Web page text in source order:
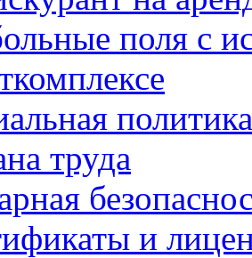
поля с
политика
труда
и